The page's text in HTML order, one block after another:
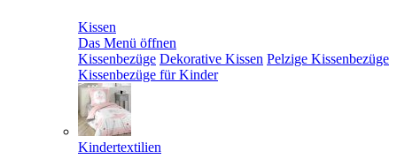
Kissen
Das Menü öffnen
Kissenbezüge Dekorative Kissen Pelzige Kissenbezüge
Kissenbezüge für Kinder
Kindertextilien